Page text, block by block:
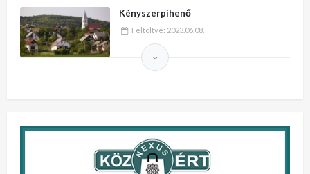
Kényszerpihenő
Feltöltve: 2023.06.08.